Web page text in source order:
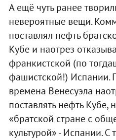
А ещё чуть ранее
невероятные вещи.
поставлял нефть
Кубе и наотрез
франкистской (по
фашистской!) Испании.
времена Венесуэла
поставлять нефть Кубе,
«братской стране с
культурой» - Испании. С